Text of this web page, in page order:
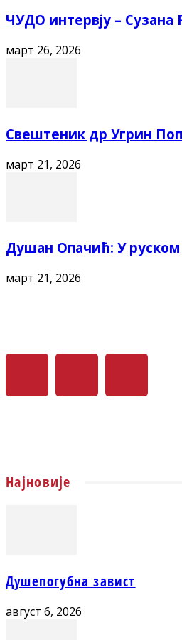
ЧУДО интервју –
март 26, 2026
Свештеник др Угрин
март 21, 2026
Душан Опачић: У
март 21, 2026
Најновије
Душепогубна завист
август 6, 2026